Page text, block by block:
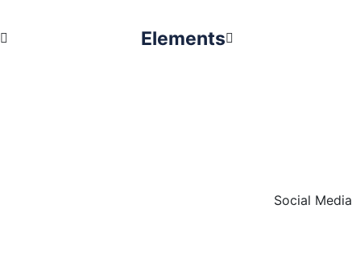
Social Media
Elements